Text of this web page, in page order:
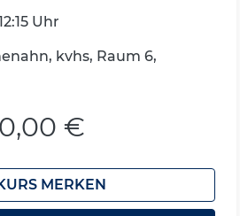
Uhr
kvhs, Raum 6,
0,00 €
MERKEN